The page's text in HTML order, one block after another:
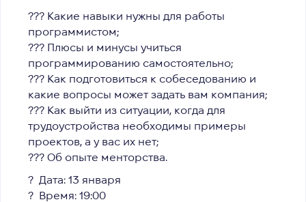
??‍? Какие навыки нужны для работы
программистом;
??‍? Плюсы и минусы учиться
программированию самостоятельно;
??‍? Как подготовиться к собеседованию и
какие вопросы может задать вам компания;
??‍? Как выйти из ситуации, когда для
трудоустройства необходимы примеры
проектов, а у вас их нет;
??‍? Об опыте менторства.
? Дата: 13 января
?Время: 19:00